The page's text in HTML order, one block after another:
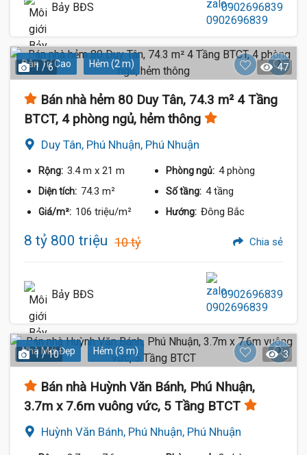
Bảy BĐS 0902696839
Dân Trí Cao Hẻm (2 m)
1 / 6 47
Bán nhà hẻm 80 Duy Tân, 74.3 m² 4 Tầng
BTCT, 4 phòng ngủ, hẻm thông
Duy Tân, Phú Nhuận, Phú Nhuận
Rộng: 3.4 m x 21 m Phòng ngủ: 4 phòng
Diện tích: 74.3 m² Số tầng: 4 tầng
Giá/m²: 106 triệu/m² Hướng: Đông Bắc
8 tỷ 800 triệu 10 tỷ Chia sẻ
Bảy BĐS 0902696839
Nhà Mới Đẹp Hẻm (3 m)
1 / 10 3
Bán nhà Huỳnh Văn Bánh, Phú Nhuận,
3.7m x 7.6m vuông vức, 5 Tầng BTCT
Huỳnh Văn Bánh, Phú Nhuận, Phú Nhuận